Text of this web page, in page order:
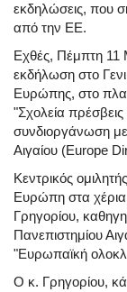
εκδηλώσεις, που
από την ΕΕ.
Eχθές, Πέμπτη 11
εκδήλωση στο
Ευρώπης, στο
"Σχολεία
συνδιοργάνωση
Αιγαίου (Europe
Κεντρικός
Ευρώπη στα
Γρηγορίου,
Πανεπιστημίου
"Ευρωπαϊκή
Ο κ. Γρηγορίου,